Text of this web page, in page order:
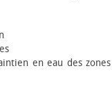
en eau des zones